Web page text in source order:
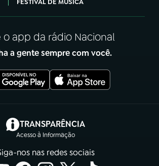
FESTIVAL DE MÚSICA
o app da rádio Nacional
a gente sempre com você.
TRANSPARÊNCIA
Acesso à Informação
(abre em nova aba)
nos nas redes sociais